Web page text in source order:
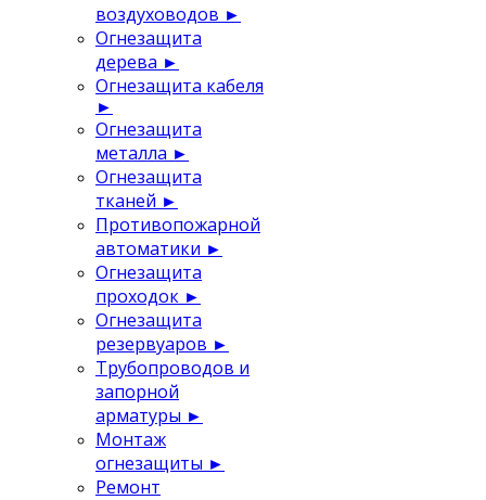
воздуховодов ►
Огнезащита
дерева ►
Огнезащита кабеля
►
Огнезащита
металла ►
Огнезащита
тканей ►
Противопожарной
автоматики ►
Огнезащита
проходок ►
Огнезащита
резервуаров ►
Трубопроводов и
запорной
арматуры ►
Монтаж
огнезащиты ►
Ремонт